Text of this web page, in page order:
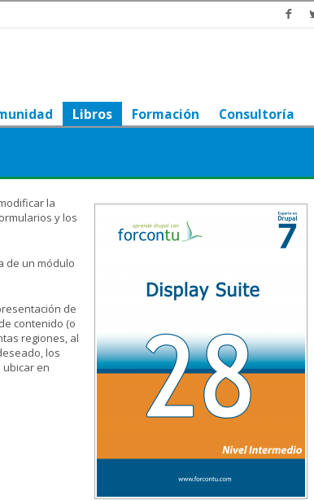
Libros Formación Consultoría
la
y los
de un módulo
de
contenido (o
regiones, al
los
en